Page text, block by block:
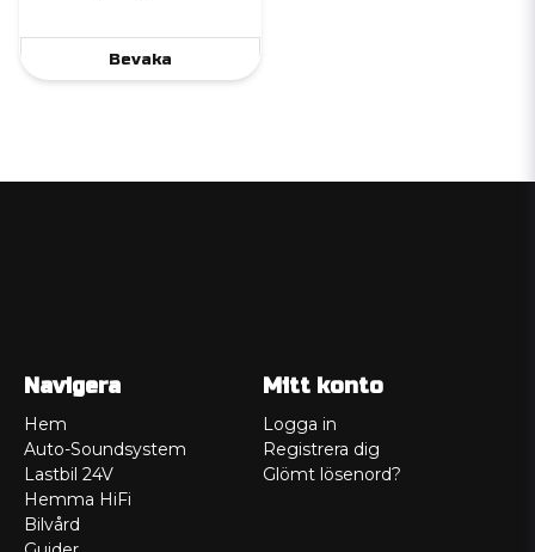
Bevaka
Navigera
Hem
Auto-Soundsystem
Lastbil 24V
Hemma HiFi
Bilvård
Mitt konto
Logga in
Registrera dig
Glömt lösenord?